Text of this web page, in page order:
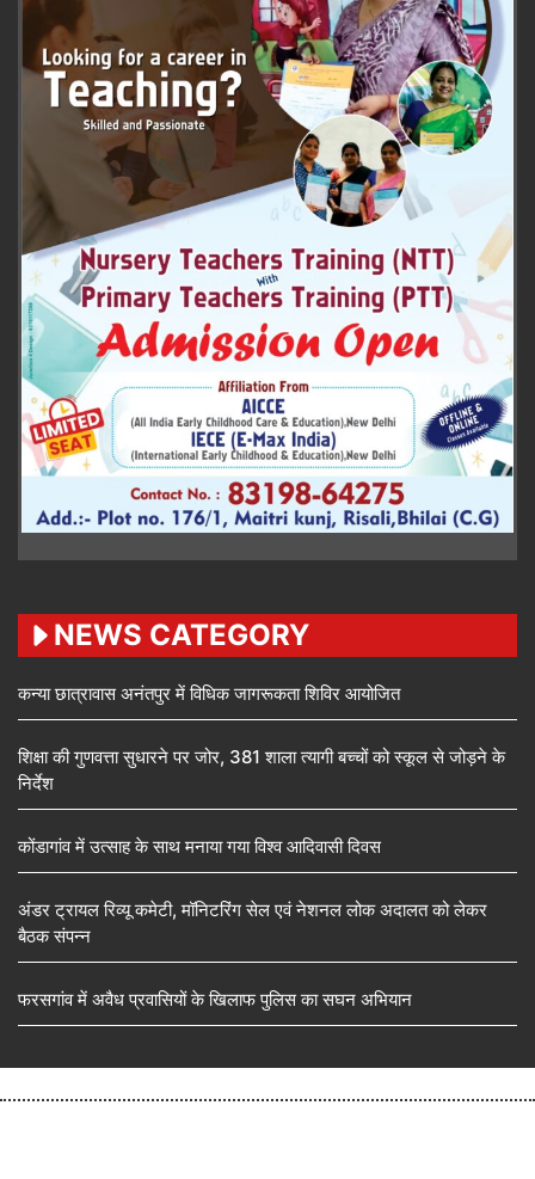
NEWS CATEGORY
कन्या छात्रावास अनंतपुर में विधिक जागरूकता शिविर आयोजित
शिक्षा की गुणवत्ता सुधारने पर जोर, 381 शाला त्यागी बच्चों को स्कूल से जोड़ने के
निर्देश
कोंडागांव में उत्साह के साथ मनाया गया विश्व आदिवासी दिवस
अंडर ट्रायल रिव्यू कमेटी, मॉनिटरिंग सेल एवं नेशनल लोक अदालत को लेकर
बैठक संपन्न
फरसगांव में अवैध प्रवासियों के खिलाफ पुलिस का सघन अभियान